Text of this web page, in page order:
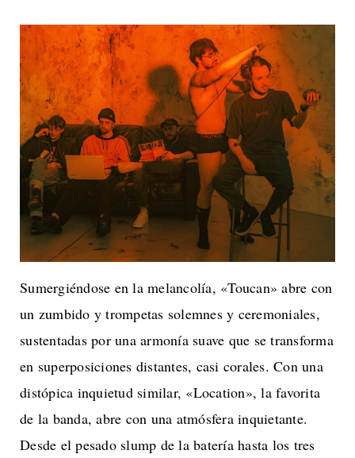
Sumergiéndose en la melancolía, «Toucan» abre con
un zumbido y trompetas solemnes y ceremoniales,
sustentadas por una armonía suave que se transforma
en superposiciones distantes, casi corales. Con una
distópica inquietud similar, «Location», la favorita
de la banda, abre con una atmósfera inquietante.
Desde el pesado slump de la batería hasta los tres